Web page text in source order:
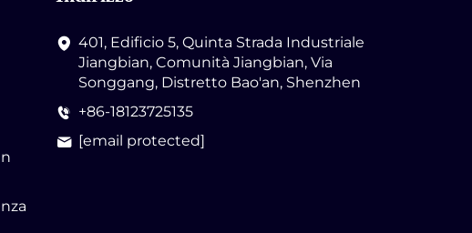
401, Edificio 5, Quinta Strada Industriale
Jiangbian, Comunità Jiangbian, Via
Songgang, Distretto Bao'an, Shenzhen
+86-18123725135
[email protected]